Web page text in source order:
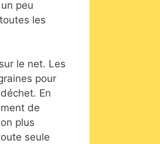
peu
les
le net. Les
pour
En
de
plus
seule